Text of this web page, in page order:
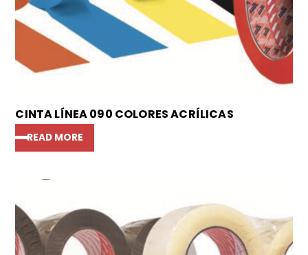
CINTA LÍNEA 090 COLORES ACRÍLICAS
READ MORE